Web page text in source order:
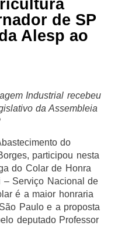
de SP
Alesp ao
Industrial recebeu
da Assembleia
do
participou nesta
do Colar de Honra
– Serviço Nacional de
é a maior honraria
Paulo e a proposta
deputado Professor